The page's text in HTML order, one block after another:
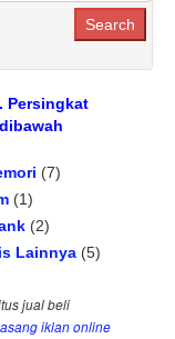
Persingkat
(7)
(1)
(2)
Lainnya (5)
jual beli
iklan online